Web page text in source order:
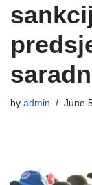
by admin June